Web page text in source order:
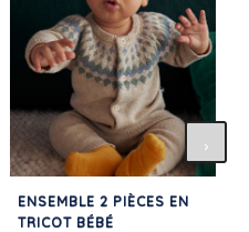
ENSEMBLE 2 PIÈCES EN
TRICOT BÉBÉ